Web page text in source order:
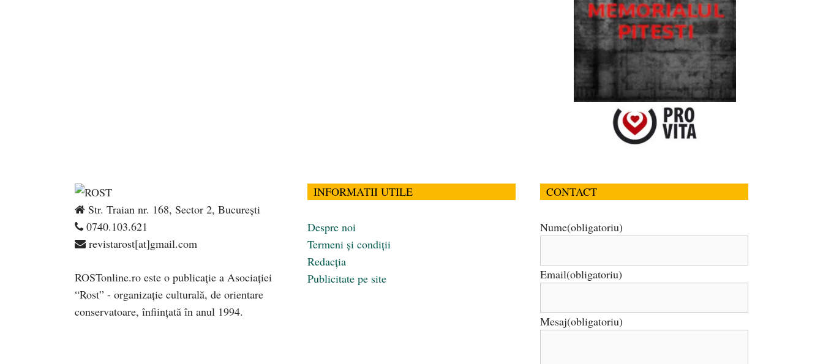
Str. Traian nr. 168, Sector 2, București
0740.103.621
revistarost[at]gmail.com
ROSTonline.ro este o publicaţie a Asociaţiei
“Rost” - organizaţie culturală, de orientare
conservatoare, înfiinţată în anul 1994.
INFORMATII UTILE
Despre noi
Termeni și condiții
Redacția
Publicitate pe site
CONTACT
Nume(obligatoriu)
Email(obligatoriu)
Mesaj(obligatoriu)